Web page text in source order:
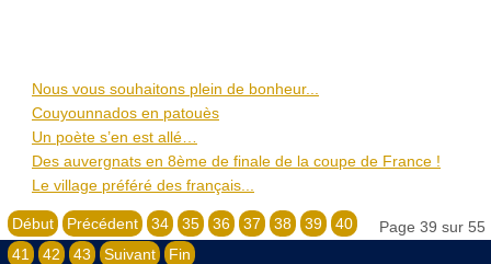
Nous vous souhaitons plein de bonheur...
Couyounnados en patouès
Un poète s’en est allé…
Des auvergnats en 8ème de finale de la coupe de France !
Le village préféré des français...
Page 39 sur 55
Début Précédent 34 35 36 37 38 39
40
41
42 43 Suivant Fin